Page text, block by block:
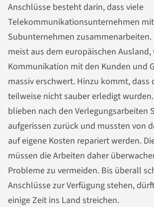
Anschlüsse besteht darin, dass viele
Telekommunikationsunternehmen mit
Subunternehmen zusammenarbeiten.
meist aus dem europäischen Ausland,
Kommunikation mit den Kunden und
massiv erschwert. Hinzu kommt, dass
teilweise nicht sauber erledigt
blieben nach den Verlegungsarbeiten
aufgerissen zurück und mussten von
auf eigene Kosten repariert werden.
müssen die Arbeiten daher
Probleme zu vermeiden. Bis überall
Anschlüsse zur Verfügung stehen,
einige Zeit ins Land streichen.